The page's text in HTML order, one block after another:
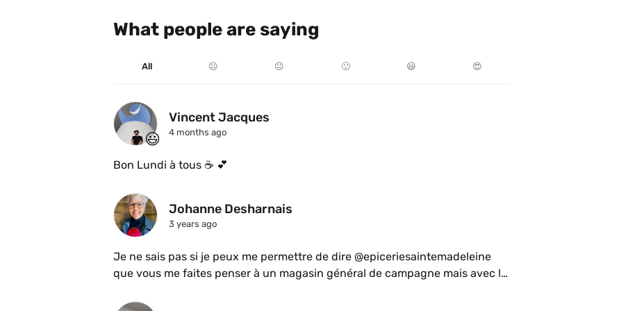
What people are saying
All ☹️ 😐 🙂 😃 😍
😃
Vincent Jacques
4 months ago
Johanne Desharnais
3 years ago
Je ne sais pas si je peux me permettre de dire @epiceriesaintemadeleine
que vous me faites penser à un magasin général de campagne mais avec le
si vous connaissez quelqu’un qui connais quelqu’un qui a un appart dans le